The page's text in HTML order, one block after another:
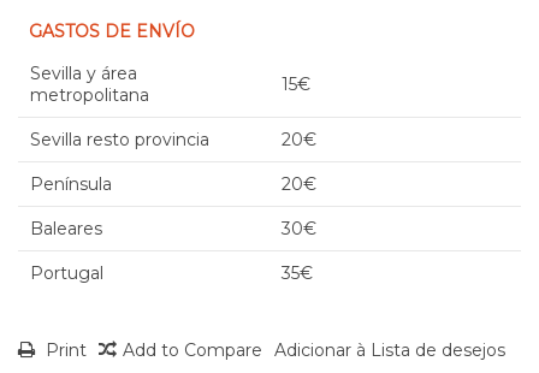
GASTOS DE ENVÍO
Sevilla y área
metropolitana
15€
Sevilla resto provincia 20€
Península 20€
Baleares 30€
Portugal 35€
Print Add to Compare Adicionar à Lista de desejos